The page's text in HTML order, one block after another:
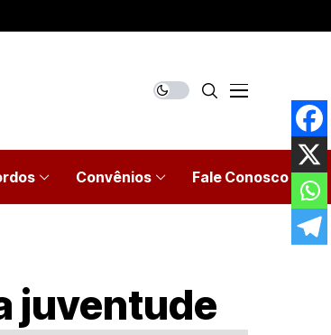
Convênios Fale Conosco
juventude